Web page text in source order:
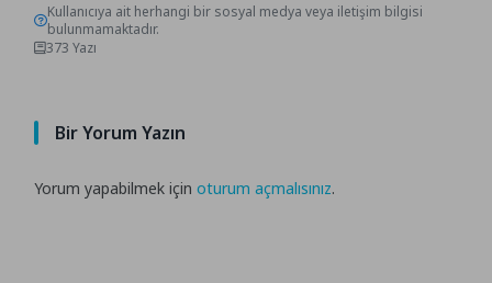
Kullanıcıya ait herhangi bir sosyal medya veya iletişim bilgisi
bulunmamaktadır.
373 Yazı
Bir Yorum Yazın
Yorum yapabilmek içinoturum açmalısınız.